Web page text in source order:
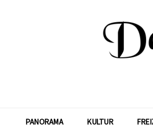
PANORAMA KULTUR